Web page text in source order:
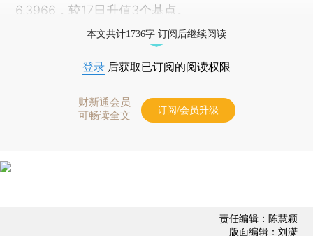
6.3966，较17日升值3个基点。
本文共计1736字 订阅后继续阅读
登录 后获取已订阅的阅读权限
财新通会员
可畅读全文
订阅/会员升级
责任编辑：陈慧颖
版面编辑：刘潇